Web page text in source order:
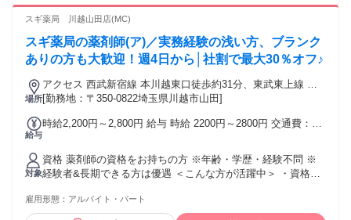
スギ薬局 川越山田店(MC)
スギ薬局の薬剤師(ア)／実務経験の浅い方、ブランク
ありの方も大歓迎！週4日から│社割で最大30％オフ♪
場所
アクセス 西武新宿線 本川越東口徒歩約31分、東武東上線 川
越市徒歩約33分、ＪＲ川越線 西川越徒歩約40分
[勤務地：〒350-0822埼玉県川越市山田]
給与
時給2,200円～2,800円 給与 時給 2200円～2800円 交通費：交
対象
資格 薬剤師の資格をお持ちの方 ※年齢・学歴・経験不問 ※
経験者&長期できる方は優遇 ＜こんな方が活躍中＞ ・資格を
せたい主婦（主夫） ・20代、30代、40代、50代の方 ※定年
制（70歳まで）
雇用形態： アルバイト・パート